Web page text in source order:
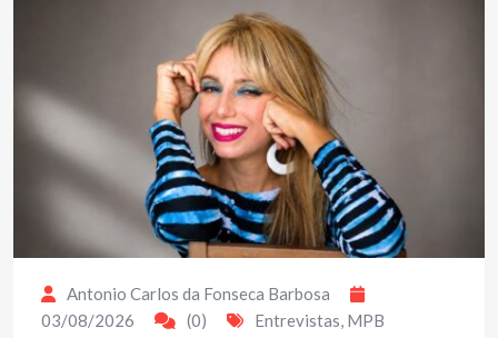
Antonio Carlos da Fonseca Barbosa
03/08/2026
(0) Entrevistas, MPB